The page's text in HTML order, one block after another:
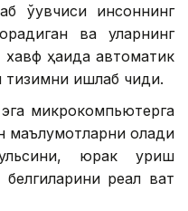
ўқувчиси инсоннинг
ва уларнинг
ҳақида автоматик
ишлаб чиқди.
микрокомпьютерга
маълумотларни олади
юрак уриш
реал вақт